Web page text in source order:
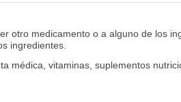
otro medicamento o a alguno de los
ingredientes.
médica, vitaminas, suplementos